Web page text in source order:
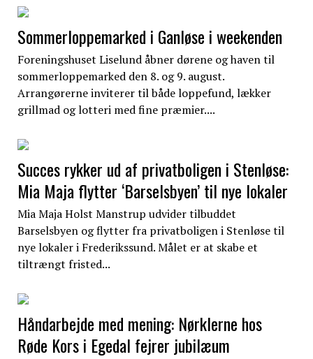
Sommerloppemarked i Ganløse i weekenden
Foreningshuset Liselund åbner dørene og haven til
sommerloppemarked den 8. og 9. august.
Arrangørerne inviterer til både loppefund, lækker
grillmad og lotteri med fine præmier....
Succes rykker ud af privatboligen i Stenløse:
Mia Maja flytter ‘Barselsbyen’ til nye lokaler
Mia Maja Holst Manstrup udvider tilbuddet
Barselsbyen og flytter fra privatboligen i Stenløse til
nye lokaler i Frederikssund. Målet er at skabe et
tiltrængt fristed...
Håndarbejde med mening: Nørklerne hos
Røde Kors i Egedal fejrer jubilæum